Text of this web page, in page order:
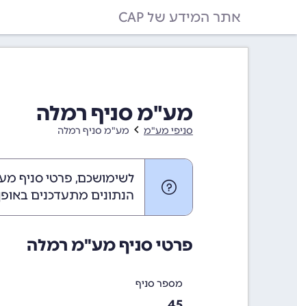
אתר המידע של CAP
מע"מ סניף רמלה
סניפי מע"מ מע"מ סניף רמלה
לשימושכם, פרטי סניף
הנתונים מתעדכנים
פרטי סניף מע"מ רמלה
מספר סניף